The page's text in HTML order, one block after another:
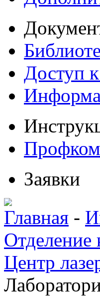
Доступ
Профком
Заявки
Главная -
Отделение
Центр